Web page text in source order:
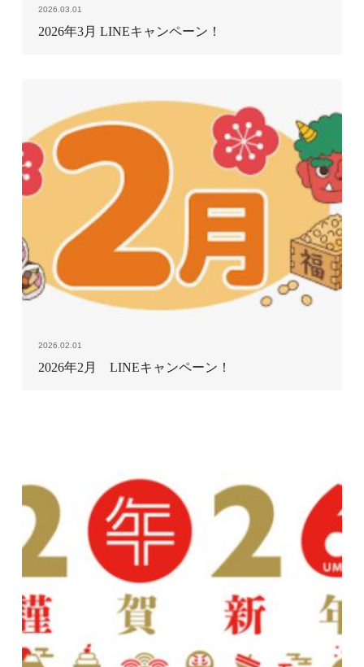
2026.03.01
2026年3月 LINEキャンペーン！
2026.02.01
2026年2月 LINEキャンペーン！